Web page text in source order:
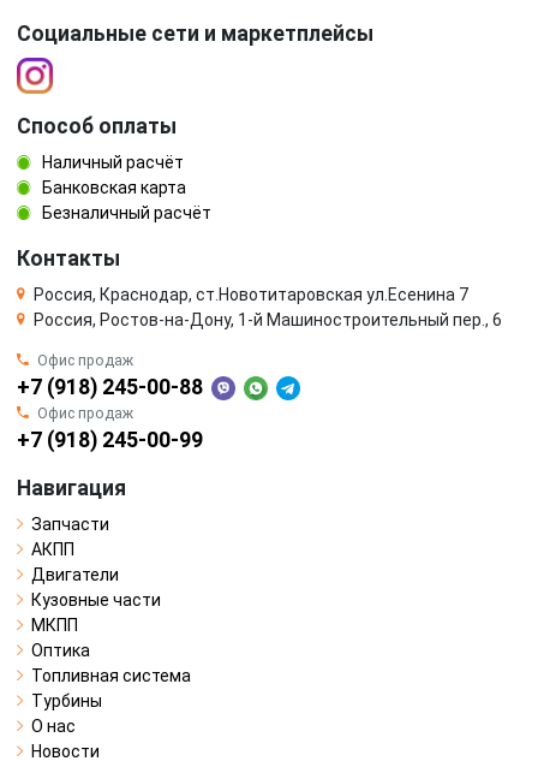
Социальные сети и маркетплейсы
Способ оплаты
Наличный расчёт
Банковская карта
Безналичный расчёт
Контакты
Россия, Краснодар, ст.Новотитаровская ул.Есенина 7
Россия, Ростов-на-Дону, 1-й Машиностроительный пер., 6
Офис продаж
+7 (918) 245-00-88
Офис продаж
+7 (918) 245-00-99
Навигация
Запчасти
АКПП
Двигатели
Кузовные части
МКПП
Оптика
Топливная система
Турбины
О нас
Новости